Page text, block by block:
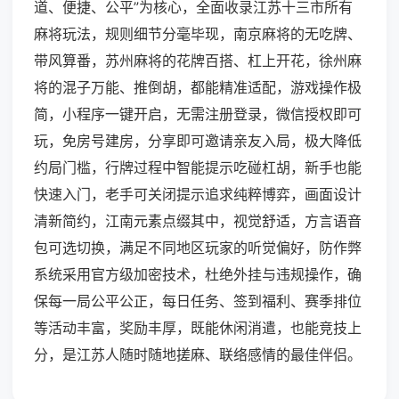
道、便捷、公平”为核心，全面收录江苏十三市所有
麻将玩法，规则细节分毫毕现，南京麻将的无吃牌、
带风算番，苏州麻将的花牌百搭、杠上开花，徐州麻
将的混子万能、推倒胡，都能精准适配，游戏操作极
简，小程序一键开启，无需注册登录，微信授权即可
玩，免房号建房，分享即可邀请亲友入局，极大降低
约局门槛，行牌过程中智能提示吃碰杠胡，新手也能
快速入门，老手可关闭提示追求纯粹博弈，画面设计
清新简约，江南元素点缀其中，视觉舒适，方言语音
包可选切换，满足不同地区玩家的听觉偏好，防作弊
系统采用官方级加密技术，杜绝外挂与违规操作，确
保每一局公平公正，每日任务、签到福利、赛季排位
等活动丰富，奖励丰厚，既能休闲消遣，也能竞技上
分，是江苏人随时随地搓麻、联络感情的最佳伴侣。